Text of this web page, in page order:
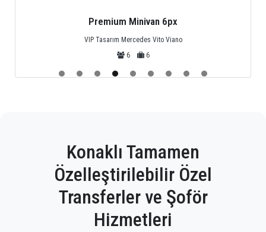
Premium Minivan 6px
VIP Tasarım Mercedes Vito Viano
6
6
Konaklı Tamamen
Özelleştirilebilir Özel
Transferler ve Şoför
Hizmetleri